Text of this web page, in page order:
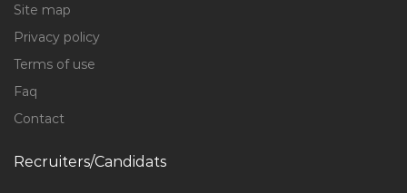
Site map
Privacy policy
Terms of use
Faq
Contact
Recruiters/Candidats